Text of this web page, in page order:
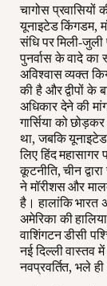
चागोस
यूनाइटेड किंगडम,
संधि पर मिली-
पुनर्वास के वादे
अविश्वास व्यक्त
की है और द्वीपों के
अधिकार देने की
गार्सिया को
था, जबकि
लिए हिंद
कूटनीति, चीन
ने मॉरीशस और
है। हालांकि भारत
अमेरिका की
वाशिंगटन डीसी
नई दिल्ली वास्तव
नवप्रवर्तित, भले